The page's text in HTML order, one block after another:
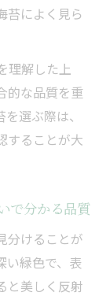
苔によく見ら
理解した上
的な品質を重
選ぶ際は、
することが大
で分かる品質
分けることが
い緑色で、表
と美しく反射